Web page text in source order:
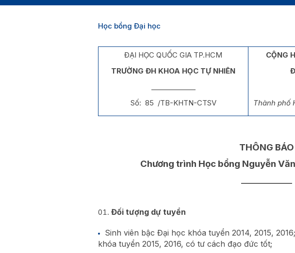
Học bổng Đại học
ĐẠI HỌC QUỐC GIA TP.HCM
TRƯỜNG ĐH KHOA HỌC TỰ NHIÊN
Số: 85 /TB-KHTN-CTSV
CỘNG
Thành phố
THÔNG BÁO
Chương trình Học bổng Nguyễn
Đối tượng dự tuyển
Sinh viên bậc Đại học khóa tuyển 2014, 2015,
khóa tuyển 2015, 2016, có tư cách đạo đức tốt;